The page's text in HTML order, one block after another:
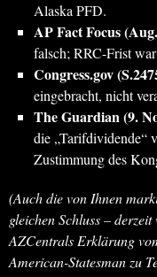
Alaska PFD.
AP Fact Focus
falsch; RRC-Frist
Congress.gov
eingebracht, nicht
The Guardian (9.
die „Tarifdividende“
Zustimmung des
(Auch die von Ihnen
gleichen Schluss –
AZCentrals Erklärung
American-Statesman zu